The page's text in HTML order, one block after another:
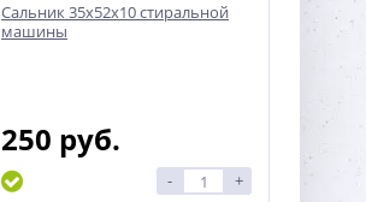
Сальник 35x52x10 стиральной
машины
250 руб.
- +